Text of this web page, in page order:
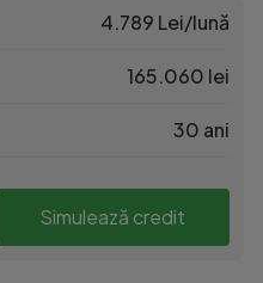
4.789 Lei/lună
165.060 lei
30 ani
Simulează credit